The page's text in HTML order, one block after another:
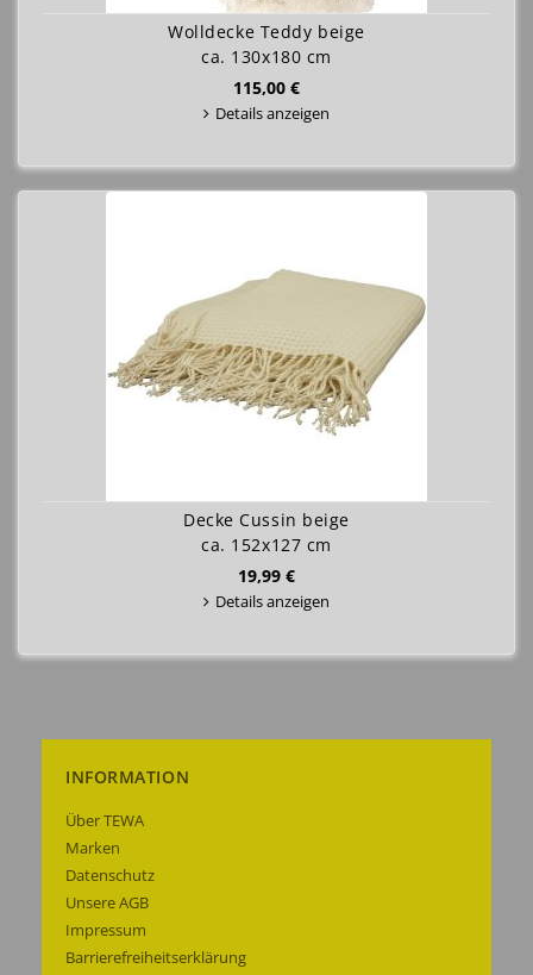
Wolldecke Teddy beige
ca. 130x180 cm
115,00 €
Details anzeigen
Decke Cussin beige
ca. 152x127 cm
19,99 €
Details anzeigen
INFORMATION
Über TEWA
Marken
Datenschutz
Unsere AGB
Impressum
Barrierefreiheitserklärung